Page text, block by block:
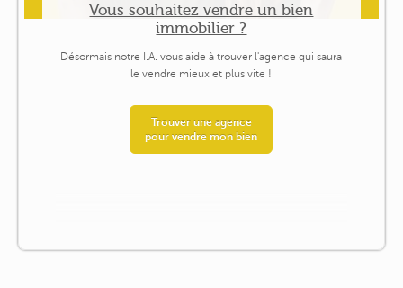
Vous souhaitez vendre un bien
immobilier ?
Désormais notre I.A. vous aide à trouver l'agence qui saura
le vendre mieux et plus vite !
Trouver une agence
pour vendre mon bien